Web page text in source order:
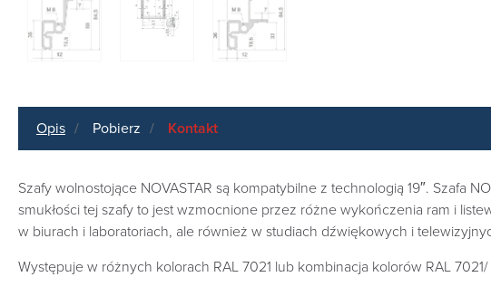
Opis Pobierz Kontakt
Szafy wolnostojące NOVASTAR są kompatybilne z technologią 19″. Szafa
smukłości tej szafy to jest wzmocnione przez różne wykończenia ram i
w biurach i laboratoriach, ale również w studiach dźwiękowych i
Występuje w różnych kolorach RAL 7021 lub kombinacja kolorów RAL